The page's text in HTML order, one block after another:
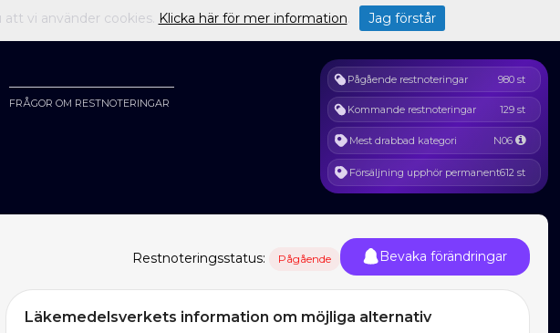
FRÅGOR OM RESTNOTERINGAR
Pågående restnoteringar 980 st
Kommande restnoteringar 129 st
Mest drabbad kategori N06
Försäljning upphör permanent612 st
Restnoteringsstatus: Pågående Bevaka förändringar
Läkemedelsverkets information om möjliga alternativ
vi använder cookies. Klicka här för mer information. Jag förstår